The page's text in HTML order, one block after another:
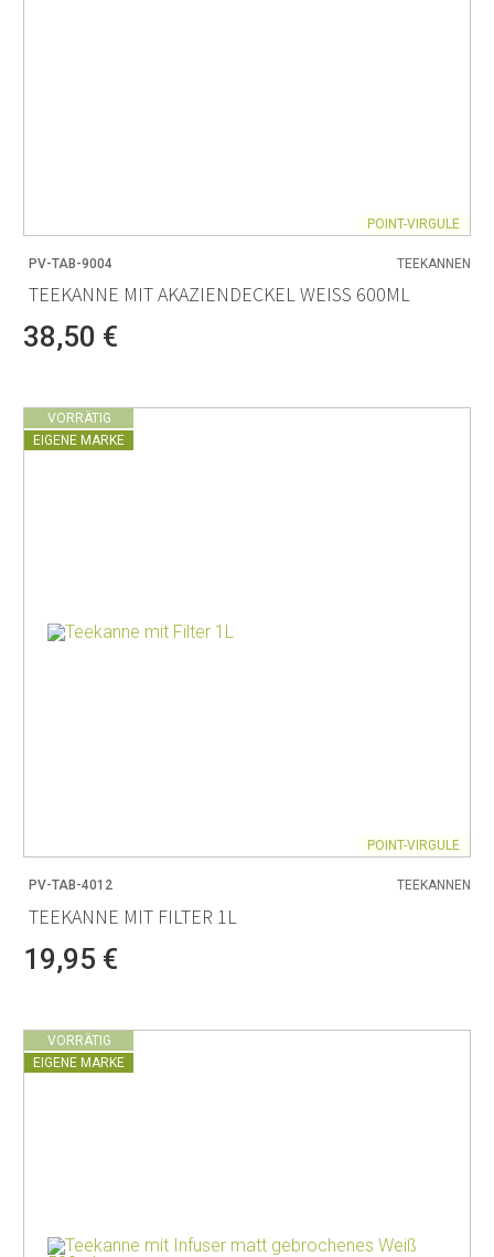
POINT-VIRGULE
PV-TAB-9004 TEEKANNEN
TEEKANNE MIT AKAZIENDECKEL WEISS 600ML
38,50 €
VORRÄTIG
EIGENE MARKE
POINT-VIRGULE
PV-TAB-4012 TEEKANNEN
TEEKANNE MIT FILTER 1L
19,95 €
VORRÄTIG
EIGENE MARKE